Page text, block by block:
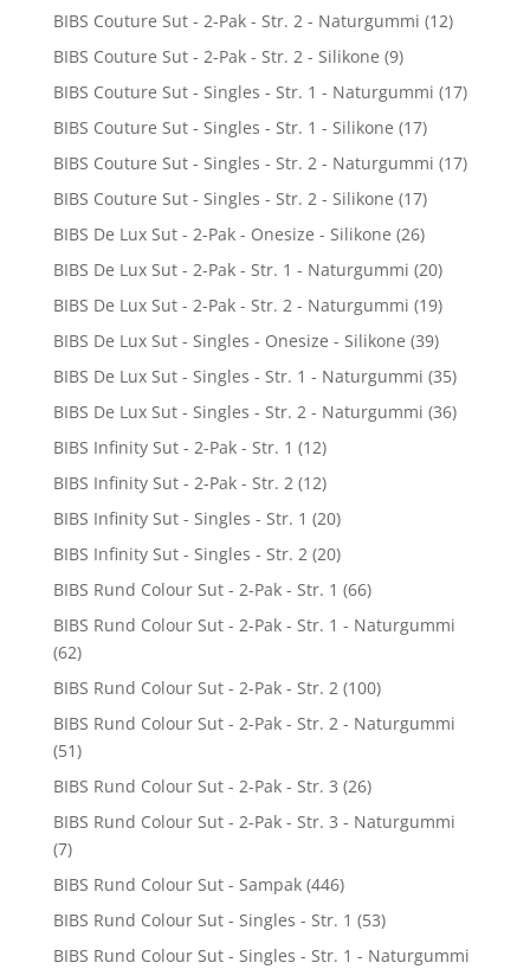
BIBS Couture Sut - 2-Pak - Str. 2 - Naturgummi (12)
BIBS Couture Sut - 2-Pak - Str. 2 - Silikone (9)
BIBS Couture Sut - Singles - Str. 1 - Naturgummi (17)
BIBS Couture Sut - Singles - Str. 1 - Silikone (17)
BIBS Couture Sut - Singles - Str. 2 - Naturgummi (17)
BIBS Couture Sut - Singles - Str. 2 - Silikone (17)
BIBS De Lux Sut - 2-Pak - Onesize - Silikone (26)
BIBS De Lux Sut - 2-Pak - Str. 1 - Naturgummi (20)
BIBS De Lux Sut - 2-Pak - Str. 2 - Naturgummi (19)
BIBS De Lux Sut - Singles - Onesize - Silikone (39)
BIBS De Lux Sut - Singles - Str. 1 - Naturgummi (35)
BIBS De Lux Sut - Singles - Str. 2 - Naturgummi (36)
BIBS Infinity Sut - 2-Pak - Str. 1 (12)
BIBS Infinity Sut - 2-Pak - Str. 2 (12)
BIBS Infinity Sut - Singles - Str. 1 (20)
BIBS Infinity Sut - Singles - Str. 2 (20)
BIBS Rund Colour Sut - 2-Pak - Str. 1 (66)
BIBS Rund Colour Sut - 2-Pak - Str. 1 - Naturgummi
(62)
BIBS Rund Colour Sut - 2-Pak - Str. 2 (100)
BIBS Rund Colour Sut - 2-Pak - Str. 2 - Naturgummi
(51)
BIBS Rund Colour Sut - 2-Pak - Str. 3 (26)
BIBS Rund Colour Sut - 2-Pak - Str. 3 - Naturgummi
(7)
BIBS Rund Colour Sut - Sampak (446)
BIBS Rund Colour Sut - Singles - Str. 1 (53)
BIBS Rund Colour Sut - Singles - Str. 1 - Naturgummi